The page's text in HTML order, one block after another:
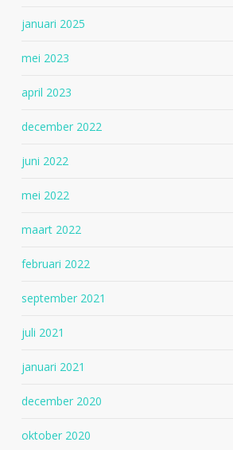
januari 2025
mei 2023
april 2023
december 2022
juni 2022
mei 2022
maart 2022
februari 2022
september 2021
juli 2021
januari 2021
december 2020
oktober 2020